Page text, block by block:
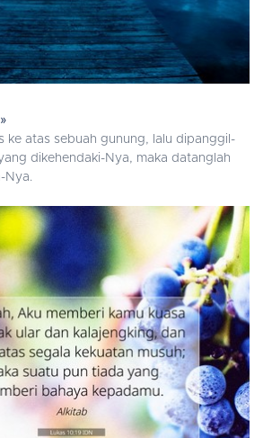
ke atas sebuah gunung, lalu dipanggil-
dikehendaki-Nya, maka datanglah
Nya.